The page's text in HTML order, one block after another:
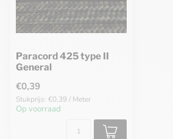
Paracord 425 type II
General
€0,39
Stukprijs: €0,39 / Meter
Op voorraad